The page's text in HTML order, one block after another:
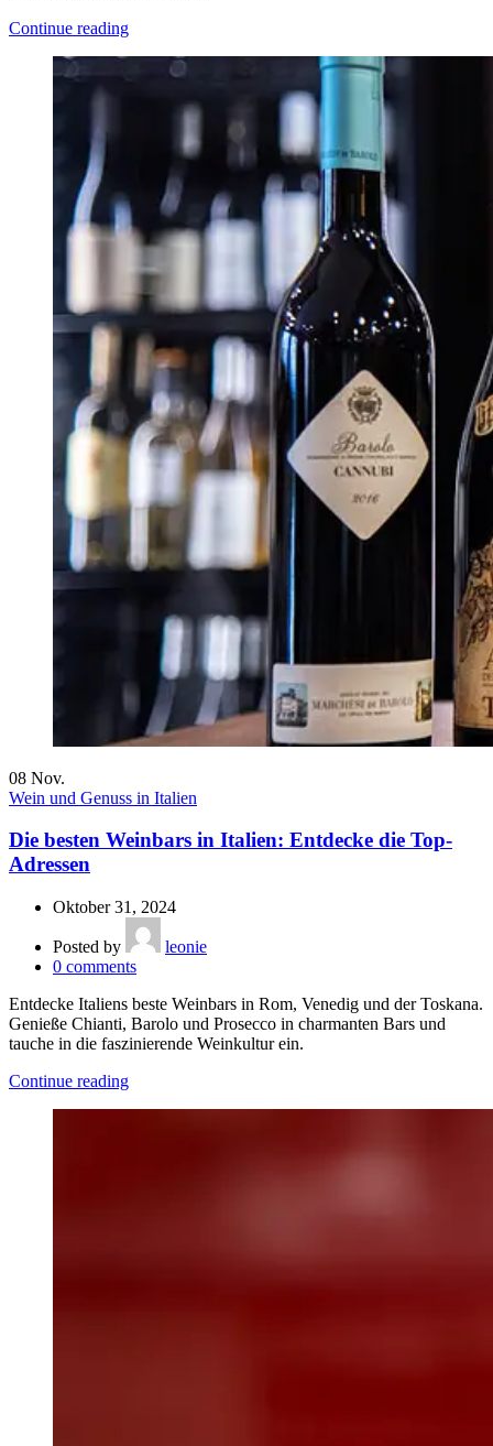
Continue reading
08 Nov.
Wein und Genuss in Italien
Die besten Weinbars in Italien: Entdecke die Top-
Adressen
Oktober 31, 2024
Posted by
leonie
0 comments
Entdecke Italiens beste Weinbars in Rom, Venedig und der Toskana.
Genieße Chianti, Barolo und Prosecco in charmanten Bars und
tauche in die faszinierende Weinkultur ein.
Continue reading